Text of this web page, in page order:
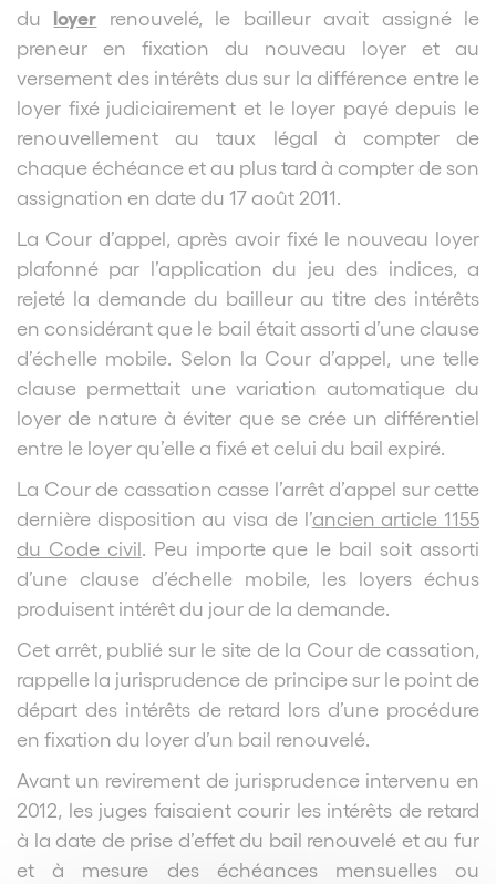
du loyer renouvelé, le bailleur avait assigné le
preneur en fixation du nouveau loyer et au
versement des intérêts dus sur la différence entre le
loyer fixé judiciairement et le loyer payé depuis le
renouvellement au taux légal à compter de
chaque échéance et au plus tard à compter de son
assignation en date du 17 août 2011.
La Cour d’appel, après avoir fixé le nouveau loyer
plafonné par l’application du jeu des indices, a
rejeté la demande du bailleur au titre des intérêts
en considérant que le bail était assorti d’une clause
d’échelle mobile. Selon la Cour d’appel, une telle
clause permettait une variation automatique du
loyer de nature à éviter que se crée un différentiel
entre le loyer qu’elle a fixé et celui du bail expiré.
La Cour de cassation casse l’arrêt d’appel sur cette
dernière disposition au visa de l’ancien article 1155
du Code civil . Peu importe que le bail soit assorti
d’une clause d’échelle mobile, les loyers échus
produisent intérêt du jour de la demande.
Cet arrêt, publié sur le site de la Cour de cassation,
rappelle la jurisprudence de principe sur le point de
départ des intérêts de retard lors d’une procédure
en fixation du loyer d’un bail renouvelé.
Avant un revirement de jurisprudence intervenu en
2012, les juges faisaient courir les intérêts de retard
à la date de prise d’effet du bail renouvelé et au fur
et à mesure des échéances mensuelles ou